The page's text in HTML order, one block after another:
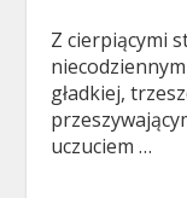
Z cierpiącymi
gładkiej,
uczuciem …